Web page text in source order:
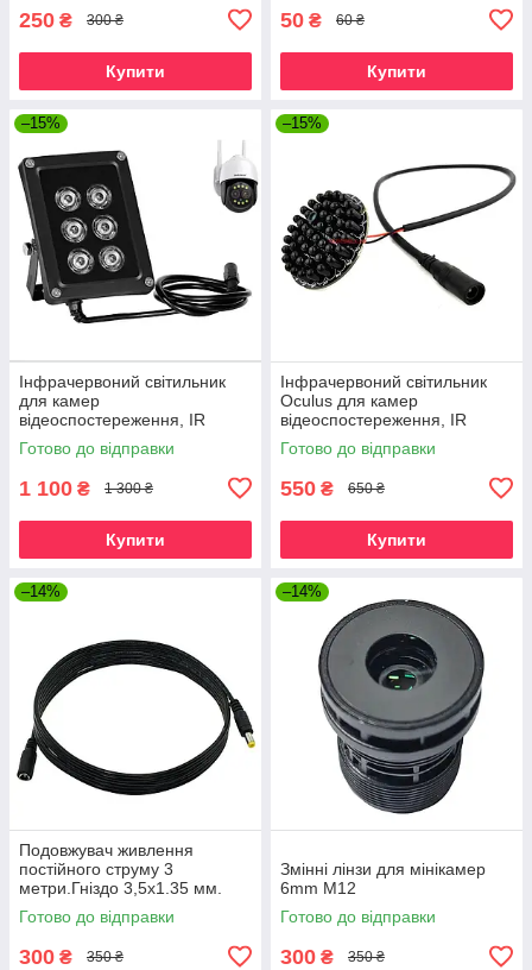
250 ₴ 300 ₴
Купити
50 ₴ 60 ₴
Купити
–15%
Інфрачервоний світильник
для камер
відеоспостереження, IR
освітлювач нічного бачення
AZISHN LEDS-6B
Готово до відправки
1 100 ₴ 1 300 ₴
Купити
–15%
Інфрачервоний світильник
Oculus для камер
відеоспостереження, IR
освітлювач нічного бачення
850 нм
Готово до відправки
550 ₴ 650 ₴
Купити
–14%
Подовжувач живлення
постійного струму 3
метри.Гніздо 3,5x1.35 мм.
Дріт для камер
відеоспостереження 5В
Готово до відправки
300 ₴ 350 ₴
–14%
Змінні лінзи для мінікамер
6mm M12
Готово до відправки
300 ₴ 350 ₴